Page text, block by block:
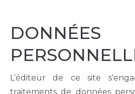
DONNÉES
L’éditeur de ce site
traitements de données